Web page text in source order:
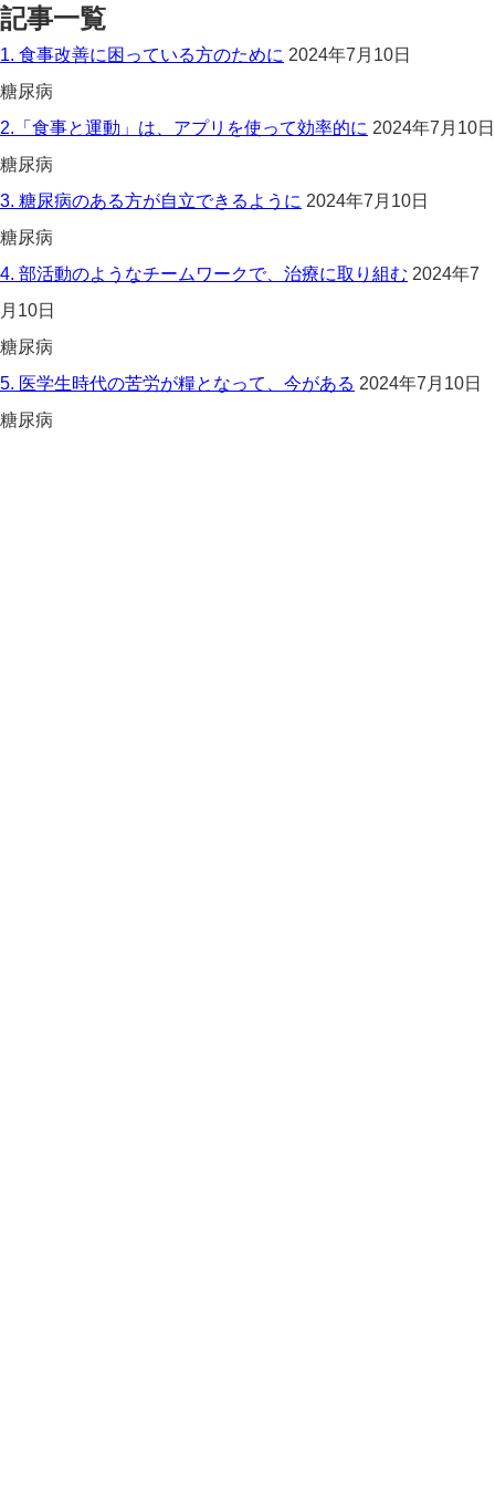
記事一覧
1. 食事改善に困っている方のために 2024年7月10日
糖尿病
2.「食事と運動」は、アプリを使って効率的に 2024年7月10日
糖尿病
3. 糖尿病のある方が自立できるように 2024年7月10日
糖尿病
4. 部活動のようなチームワークで、治療に取り組む 2024年7
月10日
糖尿病
5. 医学生時代の苦労が糧となって、今がある 2024年7月10日
糖尿病